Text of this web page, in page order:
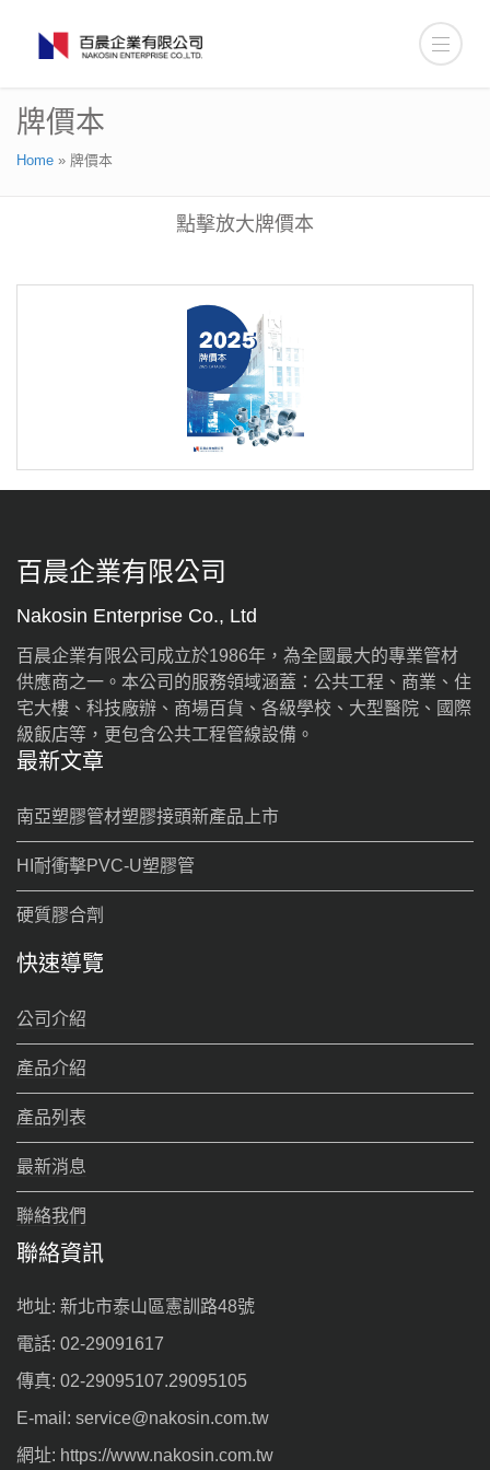
牌價本
Home » 牌價本
點擊放大牌價本
2025牌價本
百晨企業有限公司
Nakosin Enterprise Co., Ltd
百晨企業有限公司成立於1986年，為全國最大的專業管材
供應商之一。本公司的服務領域涵蓋：公共工程、商業、住
宅大樓、科技廠辦、商場百貨、各級學校、大型醫院、國際
級飯店等，更包含公共工程管線設備。
最新文章
南亞塑膠管材塑膠接頭新產品上市
HI耐衝擊PVC-U塑膠管
硬質膠合劑
快速導覽
公司介紹
產品介紹
產品列表
最新消息
聯絡我們
聯絡資訊
地址: 新北市泰山區憲訓路48號
電話: 02-29091617
傳真: 02-29095107.29095105
E-mail: service@nakosin.com.tw
網址: https://www.nakosin.com.tw